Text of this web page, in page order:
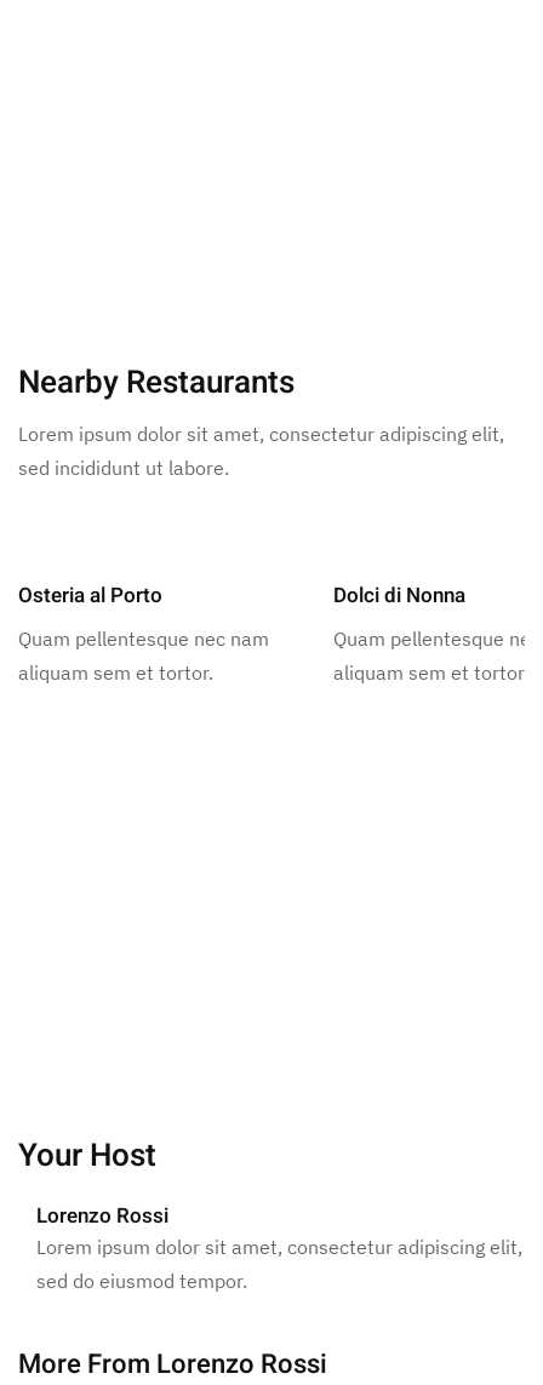
Nearby Restaurants
Lorem ipsum dolor sit amet, consectetur adipiscing elit,
sed incididunt ut labore.
Osteria al Porto
Quam pellentesque nec nam
aliquam sem et tortor.
Dolci di Nonna
Quam pellentesque
aliquam sem et tortor.
Your Host
Lorenzo Rossi
Lorem ipsum dolor sit amet, consectetur adipiscing elit,
sed do eiusmod tempor.
More From Lorenzo Rossi